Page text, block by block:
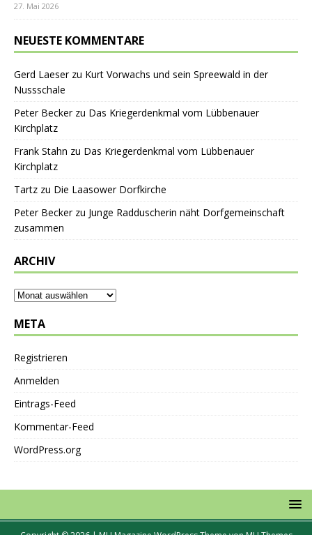
27. Mai 2026
NEUESTE KOMMENTARE
Gerd Laeserzu Kurt Vorwachs und sein Spreewald in der
Nussschale
Peter Beckerzu Das Kriegerdenkmal vom Lübbenauer
Kirchplatz
Frank Stahn zu Das Kriegerdenkmal vom Lübbenauer
Kirchplatz
Tartz zu Die Laasower Dorfkirche
Peter Beckerzu Junge Radduscherin näht Dorfgemeinschaft
zusammen
ARCHIV
META
Registrieren
Anmelden
Eintrags-Feed
Kommentar-Feed
WordPress.org